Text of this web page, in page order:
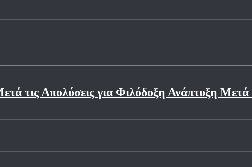
τις Απολύσεις για Φιλόδοξη Ανάπτυξη